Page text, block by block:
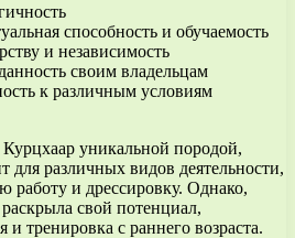
способность и обучаемость
и независимость
своим владельцам
к различным условиям
уникальной породой,
для различных видов деятельности,
работу и дрессировку. Однако,
свой потенциал,
и тренировка с раннего возраста.